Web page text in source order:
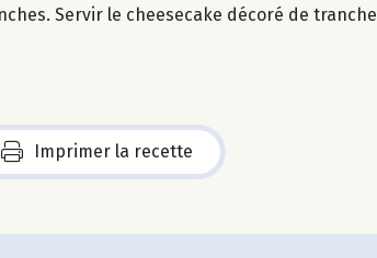
Servir le cheesecake décoré de
Imprimer la recette